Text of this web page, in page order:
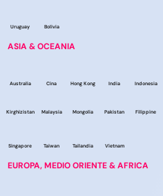
Uruguay Bolivia
ASIA & OCEANIA
Australia Cina Hong Kong India Indonesia
Kirghizistan Malaysia Mongolia Pakistan Filippine
Singapore Taiwan Tailandia Vietnam
EUROPA, MEDIO ORIENTE & AFRICA